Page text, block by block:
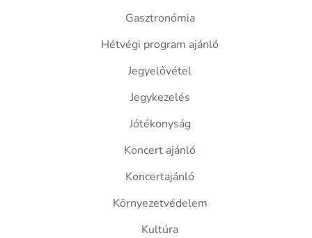
Gasztronómia
Hétvégi program ajánló
Jegyelővétel
Jegykezelés
Jótékonyság
Koncert ajánló
Koncertajánló
Környezetvédelem
Kultúra